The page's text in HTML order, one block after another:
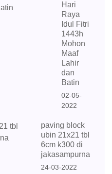
Hari
Raya
Idul Fitri
1443h
Mohon
Maaf
Lahir
dan
Batin
02-05-
2022
paving block
ubin 21x21 tbl
6cm k300 di
jakasampurna
24-03-2022